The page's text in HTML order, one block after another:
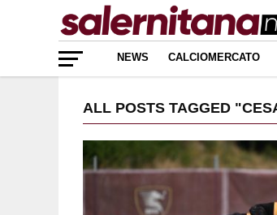
NEWS CALCIOMERCATO
ALL POSTS TAGGED